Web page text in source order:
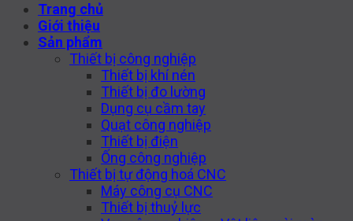
Trang chủ
Giới thiệu
Sản phẩm
Thiết bị công nghiệp
Thiết bị khí nén
Thiết bị đo lường
Dụng cụ cầm tay
Quạt công nghiệp
Thiết bị điện
Ống công nghiệp
Thiết bị tự động hoá CNC
Máy công cụ CNC
Thiết bị thuỷ lực